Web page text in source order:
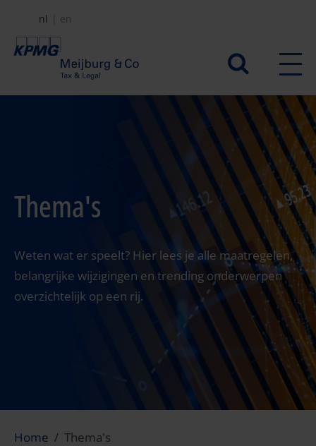
naar
Secundair
menu
nl en
Thema's
Weten wat er speelt? Hier lees je alle maatregelen,
belangrijke wijzigingen en trending onderwerpen
overzichtelijk op een rij.
Home Thema's